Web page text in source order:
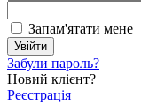
Запам'ятати мене
Увійти
Забули пароль?
Новий клієнт?
Реєстрація